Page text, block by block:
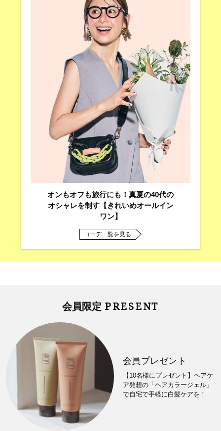
オンもオフも旅行にも！真夏の40代の
オシャレを制す【きれいめオールイン
ワン】
コーデ一覧を見る
会員限定 PRESENT
会員プレゼント
【10名様にプレゼント】ヘアケ
ア発想の「ヘアカラージェル」
で自宅で手軽に白髪ケアを！